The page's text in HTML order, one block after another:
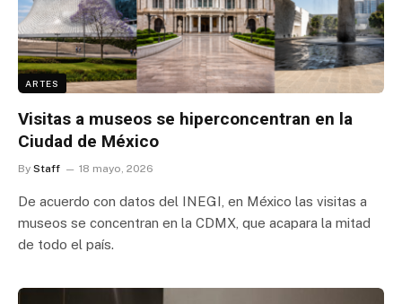
ARTES
Visitas a museos se hiperconcentran en la
Ciudad de México
By Staff 18 mayo, 2026
De acuerdo con datos del INEGI, en México las visitas a
museos se concentran en la CDMX, que acapara la mitad
de todo el país.